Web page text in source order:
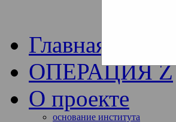
Главная
ОПЕРАЦИЯ Z
О проекте
основание института